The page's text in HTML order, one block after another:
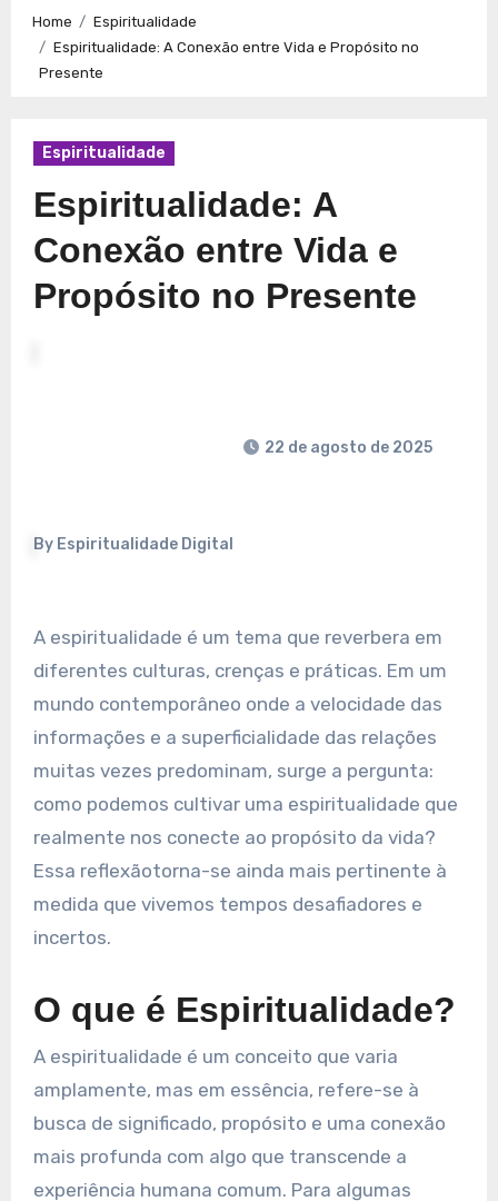
Caminhos para a Plenitude no Presente
Espiritualidade: Conexão e Significado no Presente
Home
Espiritualidade
Espiritualidade: A Conexão entre Vida e Propósito no
Presente
Espiritualidade
Espiritualidade: A
Conexão entre Vida e
Propósito no Presente
By Espiritualidade Digital
22 de agosto de 2025
A espiritualidade é um tema que reverbera em
diferentes culturas, crenças e práticas. Em um
mundo contemporâneo onde a velocidade das
informações e a superficialidade das relações
muitas vezes predominam, surge a pergunta:
como podemos cultivar uma espiritualidade que
realmente nos conecte ao propósito da vida?
Essa reflexãotorna-se ainda mais pertinente à
medida que vivemos tempos desafiadores e
incertos.
O que é Espiritualidade?
A espiritualidade é um conceito que varia
amplamente, mas em essência, refere-se à
busca de significado, propósito e uma conexão
mais profunda com algo que transcende a
experiência humana comum. Para algumas